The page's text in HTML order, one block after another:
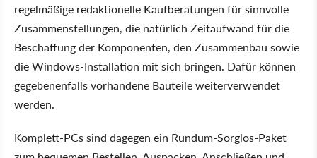
regelmäßige redaktionelle Kaufberatungen für sinnvolle
Zusammenstellungen, die natürlich Zeitaufwand für die
Beschaffung der Komponenten, den Zusammenbau sowie
die Windows-Installation mit sich bringen. Dafür können
gegebenenfalls vorhandene Bauteile weiterverwendet
werden.
Komplett-PCs sind dagegen ein Rundum-Sorglos-Paket